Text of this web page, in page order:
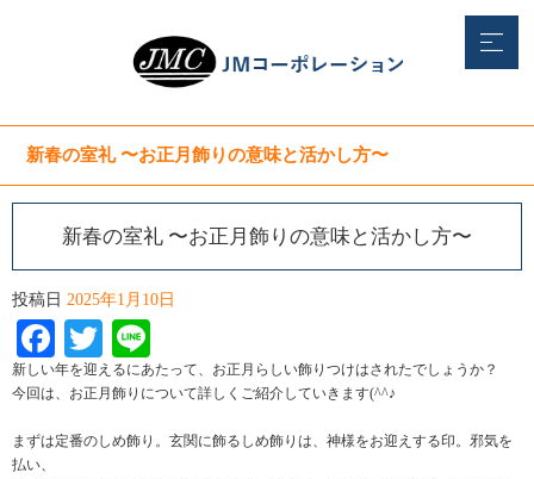
新春の室礼 〜お正月飾りの意味と活かし方〜
新春の室礼 〜お正月飾りの意味と活かし方〜
投稿日 2025年1月10日
Facebook
Twitter
新しい年を迎えるにあたって、お正月らしい飾りつけはされたでしょうか？
今回は、お正月飾りについて詳しくご紹介していきます(^^♪
まずは定番のしめ飾り。玄関に飾るしめ飾りは、神様をお迎えする印。邪気を
払い、